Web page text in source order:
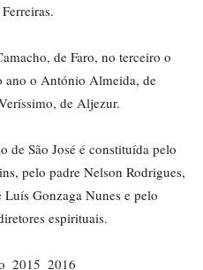
de Faro, no terceiro o
ano o António Almeida, de
de Aljezur.
de São José é constituída pelo
pelo padre Nelson Rodrigues,
Gonzaga Nunes e pelo
espirituais.